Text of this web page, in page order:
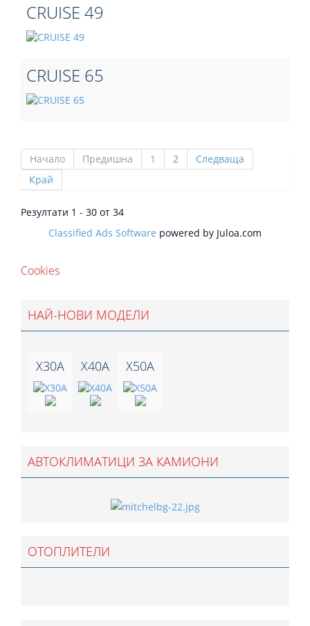
CRUISE 49
CRUISE 65
Начало Предишна 1 2
Следваща
Край
Резултати 1 - 30 от 34
Classified Ads Software powered by Juloa.com
Cookies
НАЙ-НОВИ МОДЕЛИ
X30A X40A X50A
АВТОКЛИМАТИЦИ ЗА КАМИОНИ
ОТОПЛИТЕЛИ